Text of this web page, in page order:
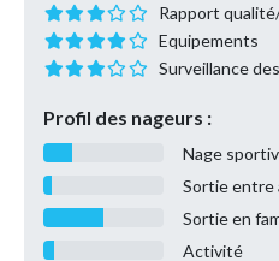
Rapport
Equipements
Surveillance
Profil des nageurs :
Nage
Sortie entre
Sortie en
Activité